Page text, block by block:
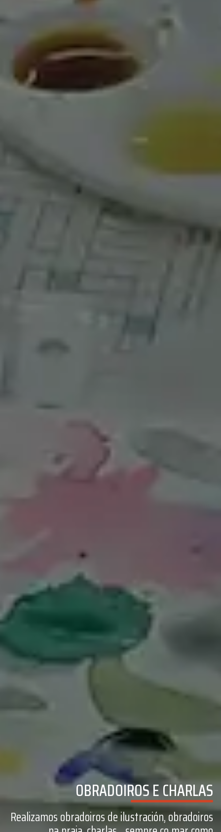
OBRADOIROS E CHARLAS
Realizamos obradoiros de ilustración, obradoiros